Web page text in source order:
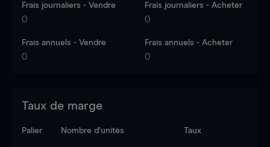
Frais journaliers - Vendre
0
Frais journaliers - Acheter
0
Frais annuels - Vendre
0
Frais annuels - Acheter
0
Taux de marge
Palier Nombre d’unités Taux